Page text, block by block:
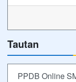
Tautan
PPDB Online